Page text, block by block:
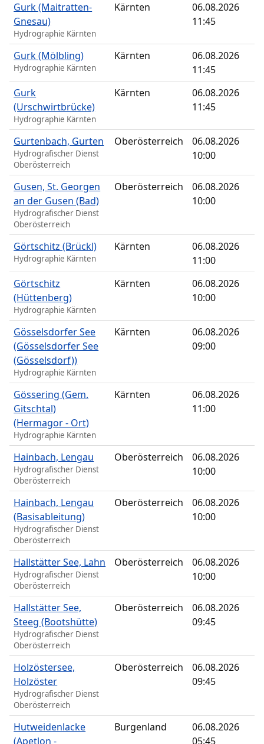
Gurk (Maitratten-
Gnesau)
Hydrographie Kärnten
Kärnten
06.08.2026
11:45
Gurk (Mölbling)
Hydrographie Kärnten
Kärnten
06.08.2026
11:45
Gurk
(Urschwirtbrücke)
Hydrographie Kärnten
Kärnten
06.08.2026
11:45
Gurtenbach, Gurten
Hydrografischer Dienst
Oberösterreich
Oberösterreich
06.08.2026
10:00
Gusen, St. Georgen
an der Gusen (Bad)
Hydrografischer Dienst
Oberösterreich
Oberösterreich
06.08.2026
10:00
Görtschitz (Brückl)
Hydrographie Kärnten
Kärnten
06.08.2026
11:00
Görtschitz
(Hüttenberg)
Hydrographie Kärnten
Kärnten
06.08.2026
10:00
Gösselsdorfer See
(Gösselsdorfer See
(Gösselsdorf))
Hydrographie Kärnten
Kärnten
06.08.2026
09:00
Gössering (Gem.
Gitschtal)
(Hermagor - Ort)
Hydrographie Kärnten
Kärnten
06.08.2026
11:00
Hainbach, Lengau
Hydrografischer Dienst
Oberösterreich
Oberösterreich
06.08.2026
10:00
Hainbach, Lengau
(Basisableitung)
Hydrografischer Dienst
Oberösterreich
Oberösterreich
06.08.2026
10:00
Hallstätter See, Lahn
Hydrografischer Dienst
Oberösterreich
Oberösterreich
06.08.2026
10:00
Hallstätter See,
Steeg (Bootshütte)
Hydrografischer Dienst
Oberösterreich
Oberösterreich
06.08.2026
09:45
Holzöstersee,
Holzöster
Hydrografischer Dienst
Oberösterreich
Oberösterreich
06.08.2026
09:45
Hutweidenlacke
(Apetlon -
Burgenland
06.08.2026
05:45